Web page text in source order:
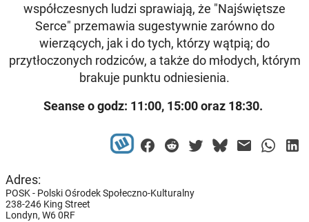
współczesnych ludzi sprawiają, że "Najświętsze
Serce" przemawia sugestywnie zarówno do
wierzących, jak i do tych, którzy wątpią; do
przytłoczonych rodziców, a także do młodych, którym
brakuje punktu odniesienia.
Seanse o godz: 11:00, 15:00 oraz 18:30.
Adres:
POSK - Polski Ośrodek Społeczno-Kulturalny
238-246 King Street
Londyn, W6 0RF